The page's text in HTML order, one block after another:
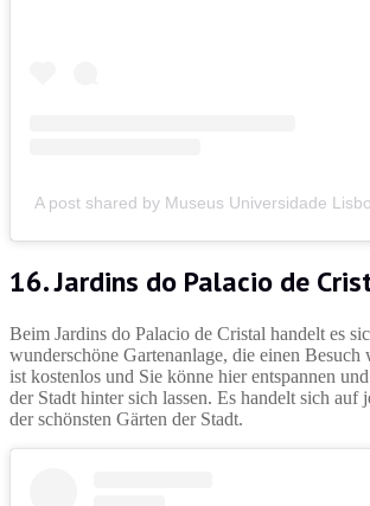
A post shared by Museus Universidade
16. Jardins do Palacio de
Beim Jardins do Palacio de Cristal handelt es
wunderschöne Gartenanlage, die einen
ist kostenlos und Sie könne hier entspannen
der Stadt hinter sich lassen. Es handelt sich auf
der schönsten Gärten der Stadt.